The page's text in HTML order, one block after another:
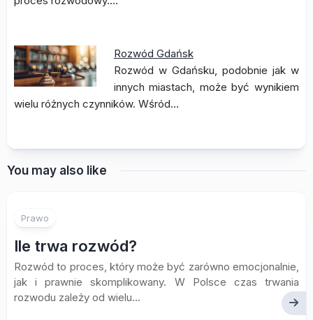
Rozwód Gdańsk
Rozwód w Gdańsku, podobnie jak w
innych miastach, może być wynikiem
wielu różnych czynników. Wśród…
You may also like
Prawo
Ile trwa rozwód?
Rozwód to proces, który może być zarówno emocjonalnie,
jak i prawnie skomplikowany. W Polsce czas trwania
rozwodu zależy od wielu...